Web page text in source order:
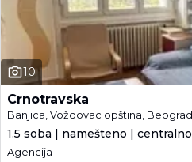
10
Crnotravska
Banjica, Voždovac opština, Beograd
1.5 soba | namešteno | centralno
Agencija